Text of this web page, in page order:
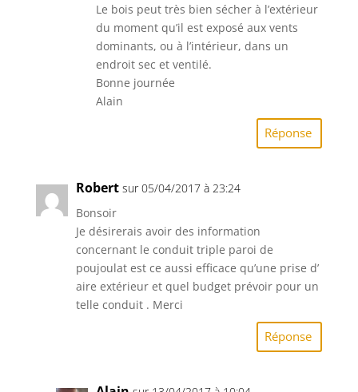
Le bois peut très bien sécher à l’extérieur
du moment qu’il est exposé aux vents
dominants, ou à l’intérieur, dans un
endroit sec et ventilé.
Bonne journée
Alain
Réponse
Robert sur 05/04/2017 à 23:24
Bonsoir
Je désirerais avoir des information
concernant le conduit triple paroi de
poujoulat est ce aussi efficace qu’une prise d’
aire extérieur et quel budget prévoir pour un
telle conduit . Merci
Réponse